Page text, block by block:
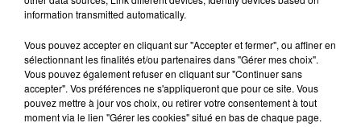
information transmitted automatically.
Vous pouvez accepter en cliquant sur "Accepter et fermer", ou affiner en
sélectionnant les finalités et/ou partenaires dans "Gérer mes choix".
Vous pouvez également refuser en cliquant sur "Continuer sans
accepter". Vos préférences ne s'appliqueront que pour ce site. Vous
pouvez mettre à jour vos choix, ou retirer votre consentement à tout
moment via le lien "Gérer les cookies" situé en bas de chaque page.